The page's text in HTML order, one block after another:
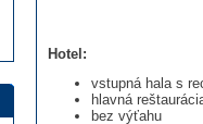
Hotel:
vstupná hala s
hlavná
bez výťahu